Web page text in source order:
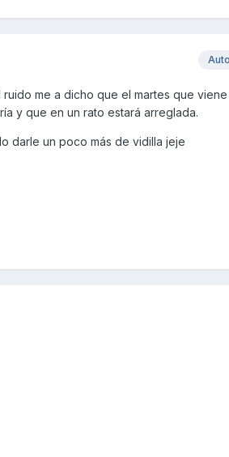
me a dicho que el martes que viene
y que en un rato estará arreglada.
darle un poco más de vidilla jeje